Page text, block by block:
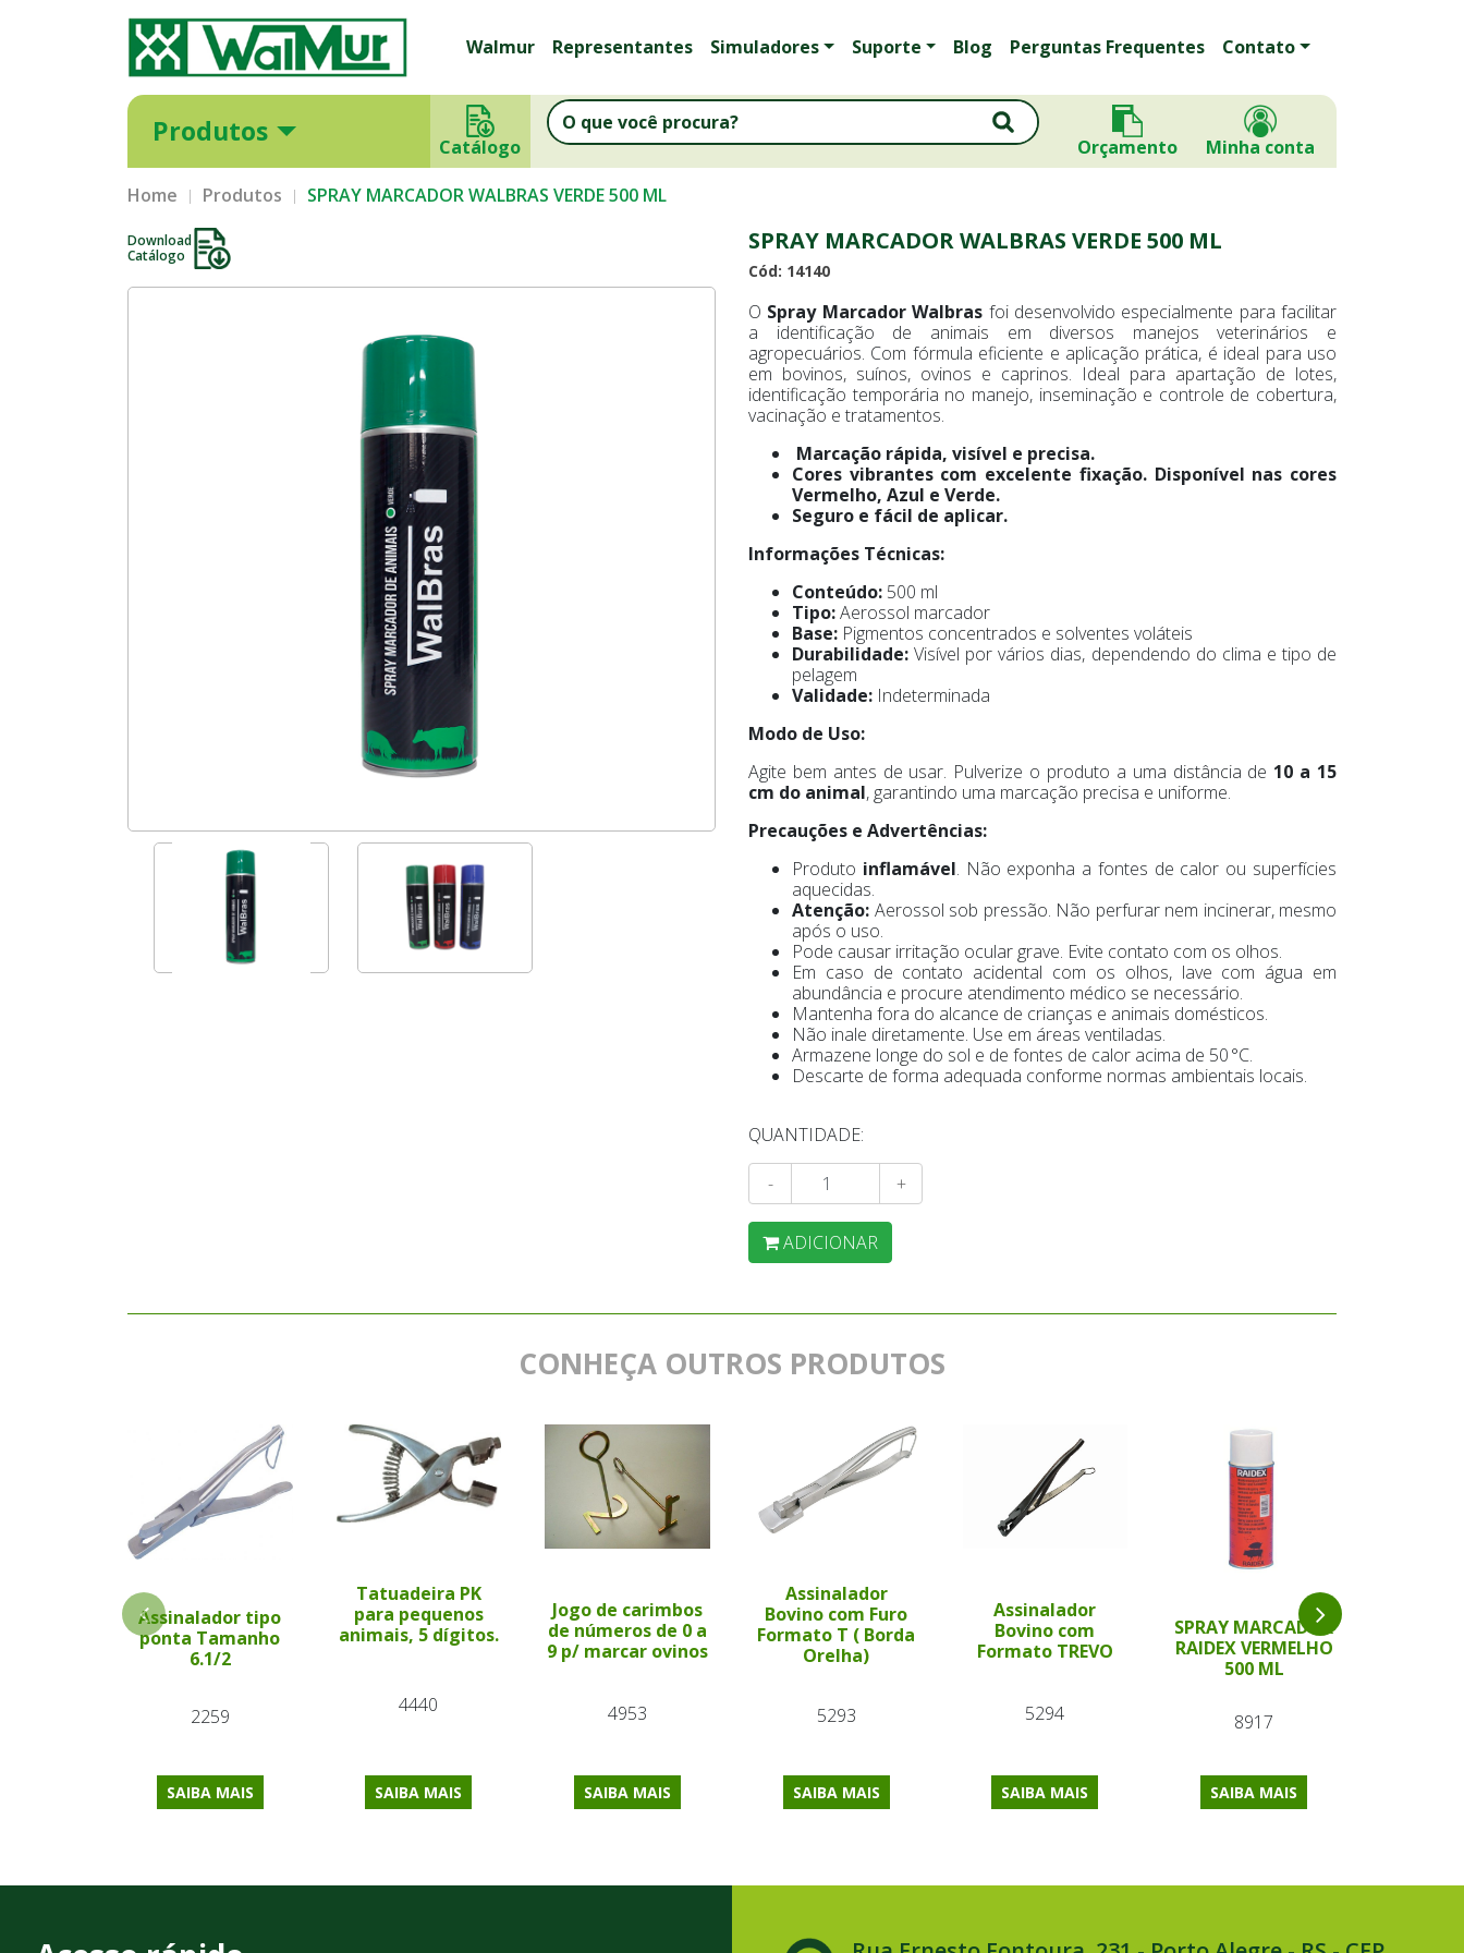
Walmur Representantes Simuladores Suporte Blog Perguntas Frequentes Contato
Produtos Catálogo Orçamento Minha conta
Home Produtos SPRAY MARCADOR WALBRAS VERDE 500 ML
Download
Catálogo
SPRAY MARCADOR WALBRAS VERDE 500 ML
Cód: 14140
O Spray Marcador Walbras foi desenvolvido especialmente para facilitar
a identificação de animais em diversos manejos veterinários e
agropecuários. Com fórmula eficiente e aplicação prática, é ideal para uso
em bovinos, suínos, ovinos e caprinos. Ideal para apartação de lotes,
identificação temporária no manejo, inseminação e controle de cobertura,
vacinação e tratamentos.
Marcação rápida, visível e precisa.
Cores vibrantes com excelente fixação. Disponível nas cores
Vermelho, Azul e Verde.
Seguro e fácil de aplicar.
Informações Técnicas:
Conteúdo: 500 ml
Tipo:Aerossol marcador
Base: Pigmentos concentrados e solventes voláteis
Durabilidade: Visível por vários dias, dependendo do clima e tipo de
pelagem
Validade: Indeterminada
Modo de Uso:
Agite bem antes de usar. Pulverize o produto a uma distância de 10 a 15
cm do animal, garantindo uma marcação precisa e uniforme.
Precauções e Advertências:
Produto inflamável. Não exponha a fontes de calor ou superfícies
aquecidas.
Atenção: Aerossol sob pressão. Não perfurar nem incinerar, mesmo
após o uso.
Pode causar irritação ocular grave. Evite contato com os olhos.
Em caso de contato acidental com os olhos, lave com água em
abundância e procure atendimento médico se necessário.
Mantenha fora do alcance de crianças e animais domésticos.
Não inale diretamente. Use em áreas ventiladas.
Armazene longe do sol e de fontes de calor acima de 50 °C.
Descarte de forma adequada conforme normas ambientais locais.
QUANTIDADE:
- +
ADICIONAR
CONHEÇA OUTROS PRODUTOS
Assinalador tipo
ponta Tamanho
6.1/2
2259
SAIBA MAIS
Tatuadeira PK
para pequenos
animais, 5 dígitos.
4440
SAIBA MAIS
Jogo de carimbos
de números de 0 a
9 p/ marcar ovinos
4953
SAIBA MAIS
Assinalador
Bovino com Furo
Formato T ( Borda
Orelha)
5293
SAIBA MAIS
Assinalador
Bovino com
Formato TREVO
5294
SAIBA MAIS
SPRAY MARCADOR
RAIDEX VERMELHO
500 ML
8917
SAIBA MAIS